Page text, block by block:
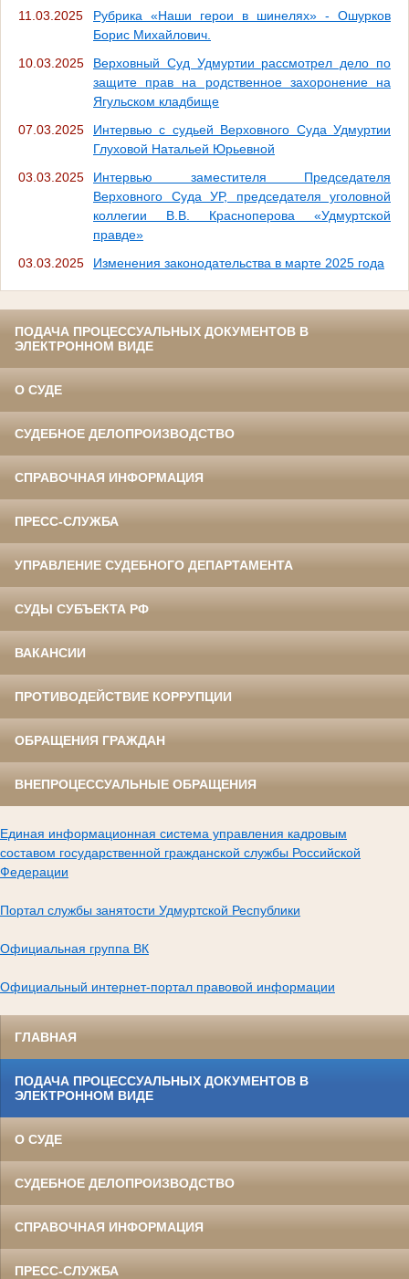
11.03.2025
Рубрика «Наши герои в шинелях» - Ошурков
Борис Михайлович.
10.03.2025
Верховный Суд Удмуртии рассмотрел дело по
защите прав на родственное захоронение на
Ягульском кладбище
07.03.2025
Интервью с судьей Верховного Суда Удмуртии
Глуховой Натальей Юрьевной
03.03.2025
Интервью заместителя Председателя
Верховного Суда УР, председателя уголовной
коллегии В.В. Красноперова «Удмуртской
правде»
03.03.2025
Изменения законодательства в марте 2025 года
ПОДАЧА ПРОЦЕССУАЛЬНЫХ ДОКУМЕНТОВ В
ЭЛЕКТРОННОМ ВИДЕ
О СУДЕ
СУДЕБНОЕ ДЕЛОПРОИЗВОДСТВО
СПРАВОЧНАЯ ИНФОРМАЦИЯ
ПРЕСС-СЛУЖБА
УПРАВЛЕНИЕ СУДЕБНОГО ДЕПАРТАМЕНТА
СУДЫ СУБЪЕКТА РФ
ВАКАНСИИ
ПРОТИВОДЕЙСТВИЕ КОРРУПЦИИ
ОБРАЩЕНИЯ ГРАЖДАН
ВНЕПРОЦЕССУАЛЬНЫЕ ОБРАЩЕНИЯ
Единая информационная система управления кадровым
составом государственной гражданской службы Российской
Федерации
Портал службы занятости Удмуртской Республики
Официальная группа ВК
Официальный интернет-портал правовой информации
ГЛАВНАЯ
ПОДАЧА ПРОЦЕССУАЛЬНЫХ ДОКУМЕНТОВ В
ЭЛЕКТРОННОМ ВИДЕ
О СУДЕ
СУДЕБНОЕ ДЕЛОПРОИЗВОДСТВО
СПРАВОЧНАЯ ИНФОРМАЦИЯ
ПРЕСС-СЛУЖБА